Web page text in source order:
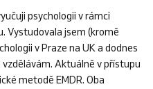
psychologii v rámci
Vystudovala jsem (kromě
v Praze na UK a dodnes
Aktuálně v přístupu
metodě EMDR. Oba